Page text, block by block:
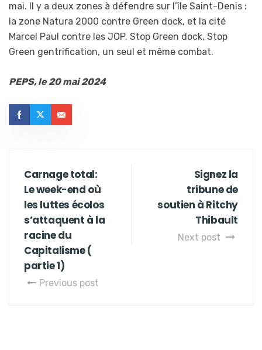
mai. Il y a deux zones à défendre sur l’île Saint-Denis :
la zone Natura 2000 contre Green dock, et la cité
Marcel Paul contre les JOP. Stop Green dock, Stop
Green gentrification, un seul et même combat.
PEPS, le 20 mai 2024
Carnage total:
Le week-end où
les luttes écolos
s’attaquent à la
racine du
Capitalisme (
partie 1)
Previous post
Signez la
tribune de
soutien à Ritchy
Thibault
Next post